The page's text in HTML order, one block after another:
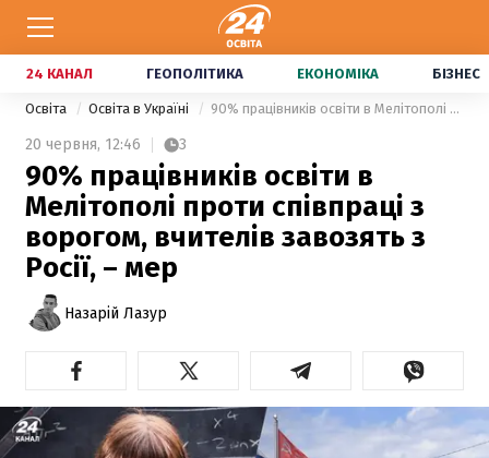
24 КАНАЛ ГЕОПОЛІТИКА ЕКОНОМІКА БІЗНЕС
Освіта Освіта в Україні 90% працівників освіти в Мелітополі проти співпраці з ворогом, вчителів завозять з Росії, – мер
20 червня, 12:46 3
90% працівників освіти в
Мелітополі проти співпраці з
ворогом, вчителів завозять з
Росії, – мер
Назарій Лазур